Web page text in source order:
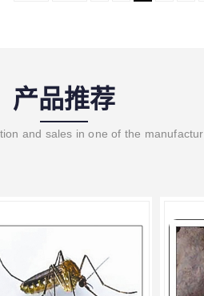
产品推荐
and sales in one of the